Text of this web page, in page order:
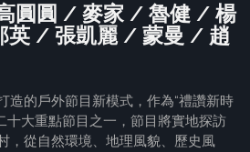
圓圓 / 麥家 / 魯健 / 楊
英 / 張凱麗 / 蒙曼 / 趙
造的戶外節目新模式，作為“禮讚新時
大重點節目之一，節目將實地探訪
，從自然環境、地理風貌、歷史風